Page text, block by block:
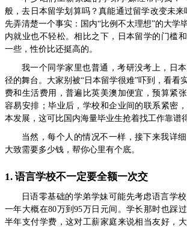
般，去日本留学划算吗？真能通过留学改变未来
先弄清楚一个事实：国内“比例不太理想”的大学
内就业也不轻松。相比之下，日本留学的门槛
一些，性价比还挺高的。
我一个同学家里也普通，考研没考上，日
径的舞台。大家别被“日本留学很难”吓到，看看
费和生活费用，普遍比英美澳加便宜，预算紧
容易安排；毕业后，学校和企业间的联系紧密
本发展，这可比国内海量毕业生抢着找工作靠谱
当然，每个人的情况不一样，接下来我详
大致需要多少钱，帮你心里有个底。
1. 语言学校不一定要全额一次交
日语零基础的学弟学妹可能先考虑语言学
一年大概在80万到95万日元间。学长那时也踩
半年支付学费，这对工薪家庭来说相当友好，